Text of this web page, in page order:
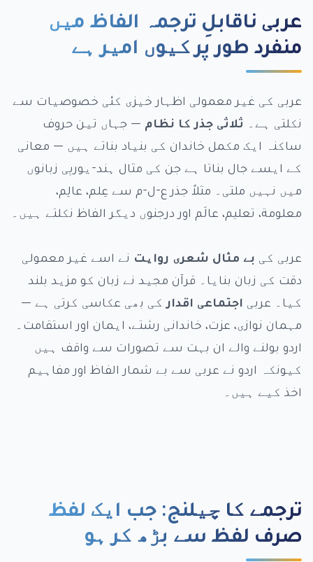
عربی ناقابلِ ترجمہ الفاظ میں
منفرد طور پر کیوں امیر ہے
عربی کی غیر معمولی اظہار خیزی کئی خصوصیات سے
نکلتی ہے۔ ثلاثی جذر کا نظام — جہاں تین حروف
ساکنہ ایک مکمل خاندان کی بنیاد بناتے ہیں — معانی
کے ایسے جال بناتا ہے جن کی مثال ہند-یورپی زبانوں
میں نہیں ملتی۔ مثلاً جذر ع-ل-م سے عِلم، عالِم،
معلومة، تعليم، عالَم اور درجنوں دیگر الفاظ نکلتے ہیں۔
عربی کی بے مثال شعری روایت نے اسے غیر معمولی
دقت کی زبان بنایا۔ قرآن مجید نے زبان کو مزید بلند
کیا۔ عربی اجتماعی اقدار کی بھی عکاسی کرتی ہے —
مہمان نوازی، عزت، خاندانی رشتے، ایمان اور استقامت۔
اردو بولنے والے ان بہت سے تصورات سے واقف ہیں
کیونکہ اردو نے عربی سے بے شمار الفاظ اور مفاہیم
اخذ کیے ہیں۔
ترجمے کا چیلنج: جب ایک لفظ
صرف لفظ سے بڑھ کر ہو